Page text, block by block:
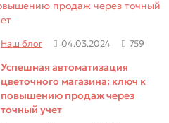
Наш блог 04.03.2024 759
Успешная автоматизация
цветочного магазина: ключ к
повышению продаж через
точный учет